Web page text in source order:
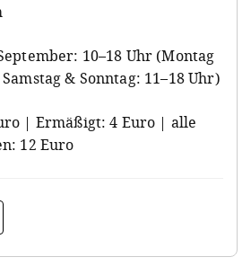
10–18 Uhr (Montag
& Sonntag: 11–18 Uhr)
| Ermäßigt: 4 Euro | alle
12 Euro